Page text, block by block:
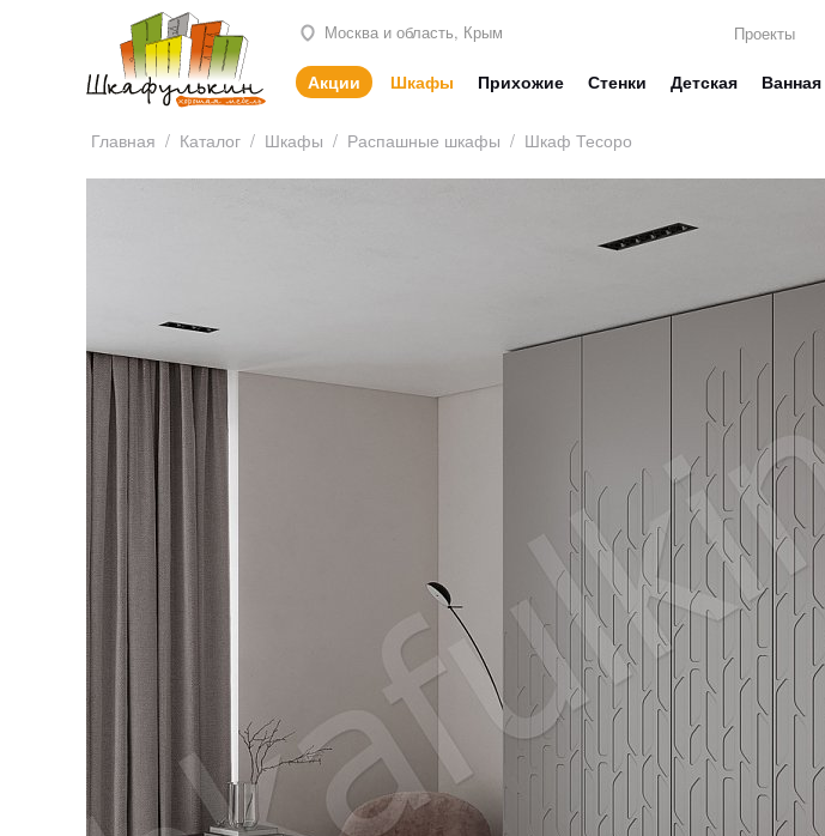
Москва и область, Крым Проекты
Акции Шкафы Прихожие Стенки Детская Ванная
Главная / Каталог / Шкафы / Распашные шкафы / Шкаф Тесоро